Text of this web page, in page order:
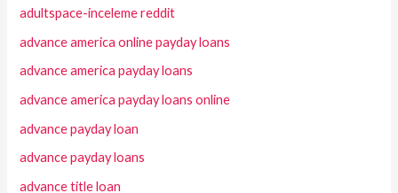
adultspace-inceleme reddit
advance america online payday loans
advance america payday loans
advance america payday loans online
advance payday loan
advance payday loans
advance title loan